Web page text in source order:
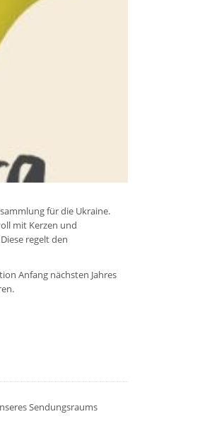
für die Ukraine.
mit Kerzen und
regelt den
Anfang nächsten Jahres
Sendungsraums